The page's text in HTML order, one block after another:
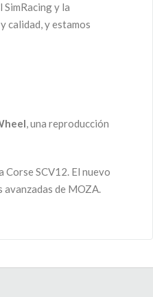
y la
calidad, y estamos
, una reproducción
SCV12. El nuevo
de MOZA.